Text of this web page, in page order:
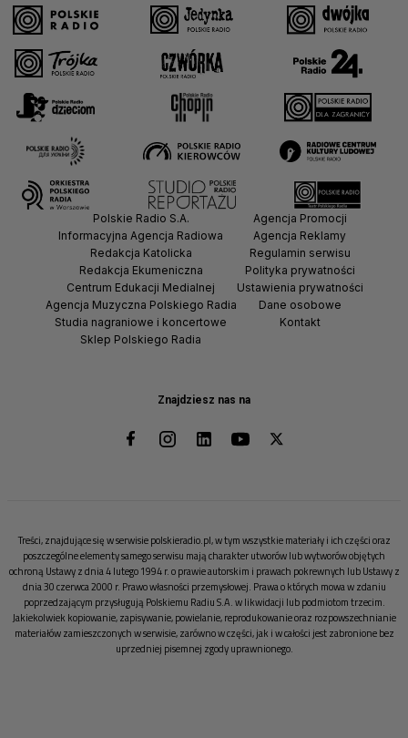
Znajdziesz nas na
Polskie Radio S.A.
Informacyjna Agencja Radiowa
Redakcja Katolicka
Redakcja Ekumeniczna
Centrum Edukacji Medialnej
Agencja Muzyczna Polskiego Radia
Studia nagraniowe i koncertowe
Sklep Polskiego Radia
Agencja Promocji
Agencja Reklamy
Regulamin serwisu
Polityka prywatności
Ustawienia prywatności
Dane osobowe
Kontakt
Treści, znajdujące się w serwisie polskieradio.pl, w tym wszystkie materiały i ich części oraz
poszczególne elementy samego serwisu mają charakter utworów lub wytworów objętych
ochroną Ustawy z dnia 4 lutego 1994 r. o prawie autorskim i prawach pokrewnych lub Ustawy z
dnia 30 czerwca 2000 r. Prawo własności przemysłowej. Prawa o których mowa w zdaniu
poprzedzającym przysługują Polskiemu Radiu S.A. w likwidacji lub podmiotom trzecim.
Jakiekolwiek kopiowanie, zapisywanie, powielanie, reprodukowanie oraz rozpowszechnianie
materiałów zamieszczonych w serwisie, zarówno w części, jak i w całości jest zabronione bez
uprzedniej pisemnej zgody uprawnionego.